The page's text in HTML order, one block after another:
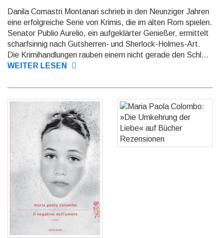
Danila Comastri Montanari schrieb in den Neunziger Jahren
eine erfolgreiche Serie von Krimis, die im al­ten Rom spielen.
Senator Publio Aurelio, ein auf­ge­klär­ter Ge­nie­ßer, er­mit­telt
scharf­sin­nig nach Guts­her­ren- und Sher­lock-Holmes-Art.
Die Kri­mi­hand­lun­gen rauben einem nicht gerade den Schl...
WEITER LESEN